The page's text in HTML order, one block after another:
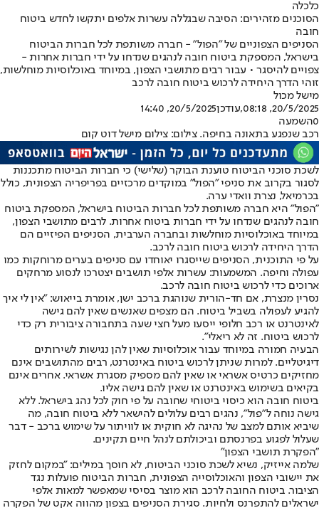
כלכלה
הסוכנים מזהירים: הסיבה שבגללה עשרות אלפים יתקשו לחדש ביטוח
חובה
הסניפים הצפוניים של "הפול" - חברה משותפת לכל חברות הביטוח
בישראל, המספקת ביטוח חובה לנהגים שנדחו על ידי חברות אחרות -
צפויים להיסגר • עבור רבים מתושבי הצפון, במיוחד באוכלוסיות מוחלשות,
זוהי הדרך היחידה לרכוש ביטוח חובה לרכב
מישל מכול
20/5/2025, 08:18
,עודכן20/5/2025, 14:40
0השמעה
רכב שנפגע בתאונה בחיפה. צילום: צילום מישל דוט קום
לשכת סוכני הביטוח טוענת הבוקר (שלישי) כי חברות הביטוח מתכננות
לסגור בקרוב את סניפי "הפול" במוקדים מרכזיים בפריפריה הצפונית, כולל
בכרמיאל, נצרת וואדי ערה.
"הפול" היא חברה משותפת לכל חברות הביטוח בישראל, המספקת ביטוח
חובה לנהגים שנדחו על ידי חברות ביטוח אחרות. לרבים מתושבי הצפון,
במיוחד באוכלוסיות מוחלשות ובחברה הערבית, הסניפים הפיזיים הם
הדרך היחידה לרכוש ביטוח חובה לרכב.
על פי התוכנית, הסניפים שייסגרו יאוחדו עם סניפים בערים מרוחקות כמו
עפולה וחיפה. המשמעות: עשרות אלפי תושבים יצטרכו לנסוע מרחקים
ארוכים כדי לרכוש ביטוח חובה לרכב.
נסרין מנצרת, אם חד-הורית שנוהגת ברכב ישן, אומרת בייאוש: "אין לי איך
להגיע לעפולה בשביל ביטוח. הם מצפים שאנשים שאין להם גישה
לאינטרנט או רכב חלופי ייסעו מעל חצי שעה בתחבורה ציבורית רק כדי
לרכוש ביטוח. זה לא ריאלי".
הבעיה חמורה במיוחד עבור אוכלוסיות שאין להן נגישות לשירותים
דיגיטליים. למרות שניתן לרכוש ביטוח באינטרנט, רבים מהתושבים אינם
מחזיקים כרטיס אשראי או שאין להם מספיק מסגרת אשראי. אחרים אינם
בקיאים בשימוש באינטרנט או שאין להם גישה אליו.
ביטוח חובה הוא כיסוי ביטוחי שחובה על פי חוק לכל נהג בישראל. ללא
גישה נוחה ל"פול", נהגים רבים עלולים להישאר ללא ביטוח חובה, מה
שיביא אותם למצב של נהיגה לא חוקית או לוויתור על שימוש ברכב - דבר
שעלול לפגוע בפרנסתם וביכולתם לנהל חיים תקינים.
"הפקרת תושבי הצפון"
שלמה אייזיק, נשיא לשכת סוכני הביטוח, לא חוסך במילים: "במקום לחזק
את יישובי הצפון והאוכלוסייה הצפונית, חברות הביטוח פועלות נגד
הציבור. ביטוח החובה לרכב הוא מוצר בסיסי שמאפשר למאות אלפי
ישראלים להתפרנס ולחיות. סגירת הסניפים בצפון מהווה אקט של הפקרה